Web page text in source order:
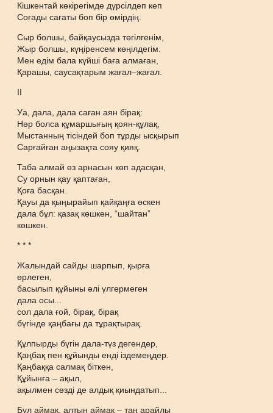
Кішкентай көкірегімде дүрсілдеп кеп
Соғады сағаты боп бір өмірдің.
Сыр болшы, байқаусызда төгілгенім,
Жыр болшы, күңіренсем көңілдегім.
Мен едім бала күйші баға алмаған,
Қарашы, саусақтарым жағал–жағал.
ІІ
Уа, дала, дала саған аян бірақ:
Нәр болса құмаршығың қоян-құлақ,
Мыстанның тісіндей боп тұрды ысқырып
Сарғайған аңызақта сояу қияқ.
Таба алмай өз арнасын көп адасқан,
Су орнын қау қаптаған,
Қоға басқан.
Қауы да қыңырайып қайқаңға өскен
дала бұл: қазақ көшкен, “шайтан”
көшкен.
* * *
Жалындай сайды шарпып, қырға
өрлеген,
басылып құйыны әлі үлгермеген
дала осы...
сол дала ғой, бірақ, бірақ
бүгінде қаңбағы да тұрақтырақ.
Құлпырды бүгін дала-түз дегендер,
Қаңбақ пен құйынды енді іздемеңдер.
Қаңбаққа салмақ біткен,
Құйынға – ақыл,
ақылмен сөзді де алдық қиындатып...
Бұл аймақ, алтын аймақ – таң арайлы